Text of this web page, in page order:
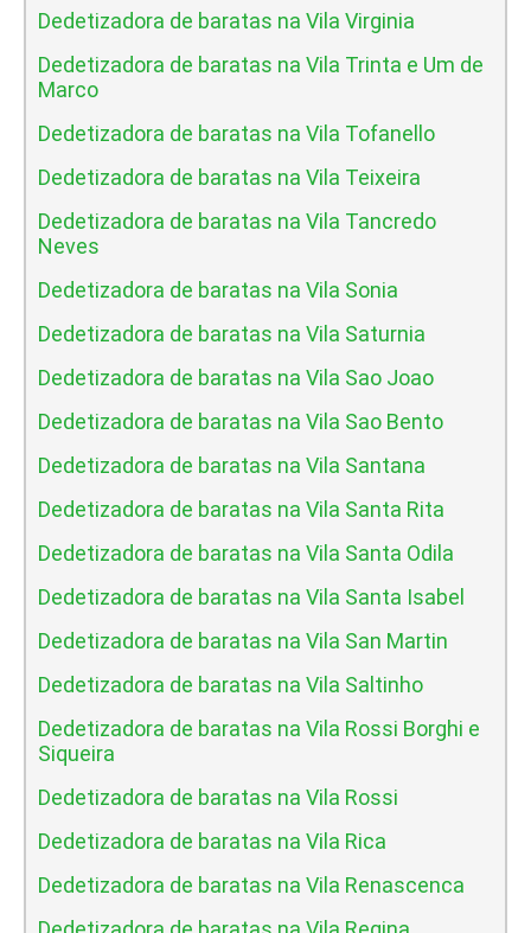
Dedetizadora de baratas na Vila Virginia
Dedetizadora de baratas na Vila Trinta e Um de
Marco
Dedetizadora de baratas na Vila Tofanello
Dedetizadora de baratas na Vila Teixeira
Dedetizadora de baratas na Vila Tancredo
Neves
Dedetizadora de baratas na Vila Sonia
Dedetizadora de baratas na Vila Saturnia
Dedetizadora de baratas na Vila Sao Joao
Dedetizadora de baratas na Vila Sao Bento
Dedetizadora de baratas na Vila Santana
Dedetizadora de baratas na Vila Santa Rita
Dedetizadora de baratas na Vila Santa Odila
Dedetizadora de baratas na Vila Santa Isabel
Dedetizadora de baratas na Vila San Martin
Dedetizadora de baratas na Vila Saltinho
Dedetizadora de baratas na Vila Rossi Borghi e
Siqueira
Dedetizadora de baratas na Vila Rossi
Dedetizadora de baratas na Vila Rica
Dedetizadora de baratas na Vila Renascenca